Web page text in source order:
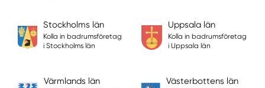
Stockholms län
Kolla in badrumsföretag
i Stockholms län
Uppsala län
Kolla in badrumsföretag
i Uppsala län
Värmlands län Västerbottens län